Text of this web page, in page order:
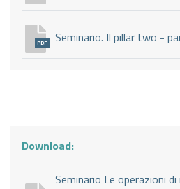
PDF Seminario. Il pillar two -
Download:
Seminario Le operazioni